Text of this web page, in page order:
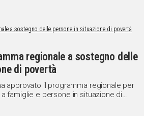
regionale a sostegno delle
di povertà
approvato il programma regionale per
famiglie e persone in situazione di
2015.